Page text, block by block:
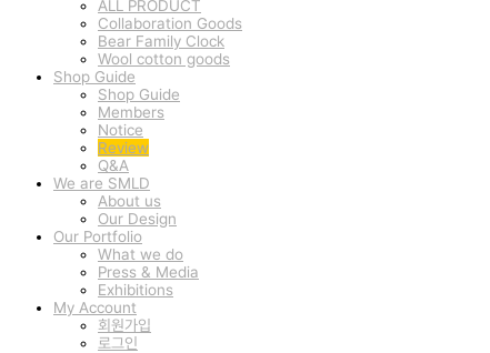
ALL PRODUCT
Collaboration Goods
Bear Family Clock
Wool cotton goods
Shop Guide
Shop Guide
Members
Notice
Review
Q&A
We are SMLD
About us
Our Design
Our Portfolio
What we do
Press & Media
Exhibitions
My Account
회원가입
로그인